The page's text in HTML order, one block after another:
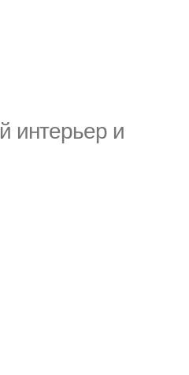
интерьер и